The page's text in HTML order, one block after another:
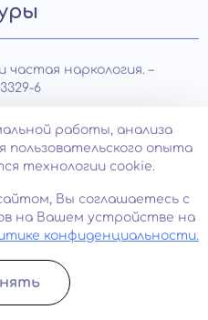
наркология. –
6
— Практическая
5-98811-294-5
белкового обмена. –
5
Библиотека врача-
– ГЭОТАР-Медиа – ISBN
активности и
работы, анализа
пользовательского опыта
технологии cookie.
Вы соглашаетесь с
на Вашем устройстве на
конфиденциальности.